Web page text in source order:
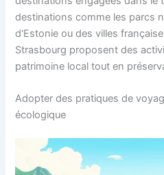
destinations comme les parcs
d'Estonie ou des villes
Strasbourg proposent des
patrimoine local tout en
Adopter des pratiques de
écologique